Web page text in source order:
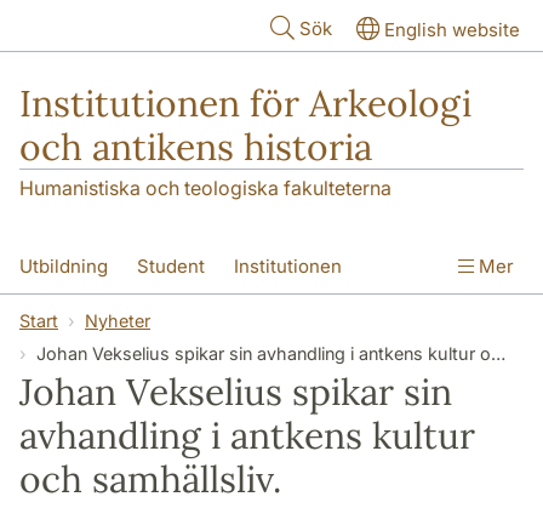
Sök English website
Institutionen för Arkeologi
och antikens historia
Humanistiska och teologiska fakulteterna
Utbildning Student Institutionen
Forskning Kontakt
Mer
Start
Nyheter
Johan Vekselius spikar sin avhandling i antkens kultur och samhällsliv.
Johan Vekselius spikar sin
avhandling i antkens kultur
och samhällsliv.